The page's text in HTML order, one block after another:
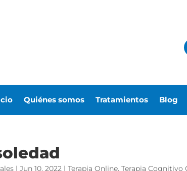
Quiénes somos Tratamientos Blog
|Jun 10, 2022 |Terapia Online,Terapia Cognitivo